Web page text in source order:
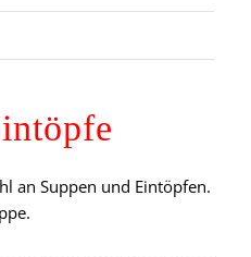
an Suppen und Eintöpfen.